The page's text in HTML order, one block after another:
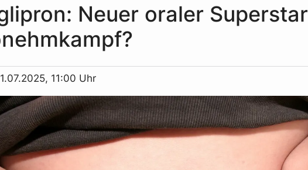
Neuer oraler Superstar
11:00 Uhr